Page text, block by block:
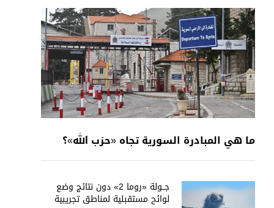
ما هي المبادرة السورية تجاه «حزب الله»؟
جــولة «روما 2» دون نتائج وضع
لوائح مستقبلية لمناطق تجريبية